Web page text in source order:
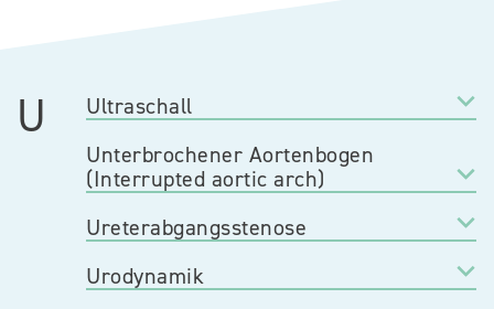
U
Ultraschall
Unterbrochener Aortenbogen
(Interrupted aortic arch)
Ureterabgangsstenose
Urodynamik